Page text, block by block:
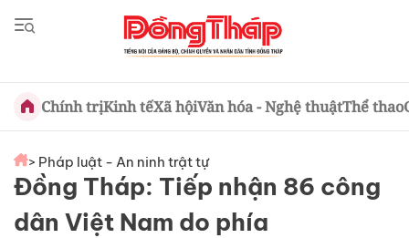
Chính trịKinh tếXã hộiVăn hóa - Nghệ thuậtThể thao
> Pháp luật - An ninh trật tự
Đồng Tháp: Tiếp nhận 86 công
dân Việt Nam do phía